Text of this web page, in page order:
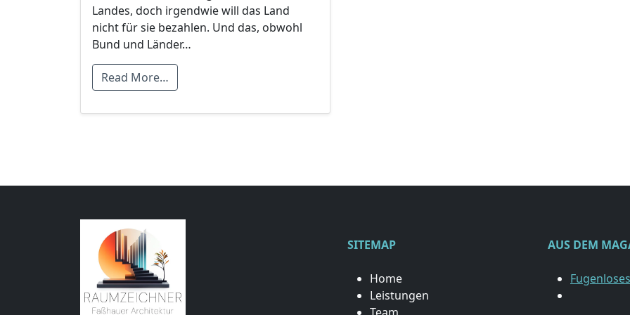
Landes, doch irgendwie will das Land
nicht für sie bezahlen. Und das, obwohl
Bund und Länder…
Read More…
SITEMAP
Home
Leistungen
AUS DEM